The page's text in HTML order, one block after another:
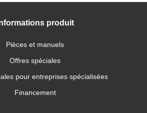
produit
Pièces et manuels
Offres spéciales
pour entreprises spécialisées
Financement